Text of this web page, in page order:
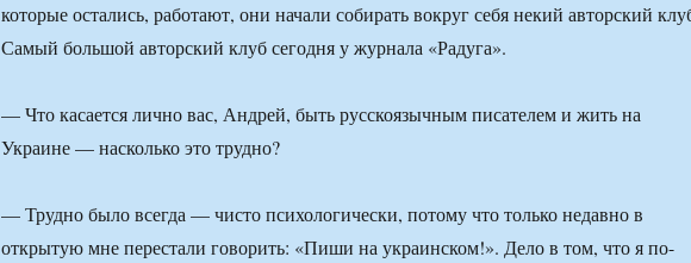
которые остались, работают, они начали собирать вокруг себя некий авторский
Самый большой авторский клуб сегодня у журнала «Радуга».
— Что касается лично вас, Андрей, быть русскоязычным писателем и жить на
Украине — насколько это трудно?
— Трудно было всегда — чисто психологически, потому что только недавно в
открытую мне перестали говорить: «Пиши на украинском!». Дело в том, что я по-